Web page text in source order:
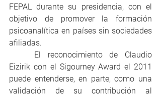
FEPAL durante su presidencia, con el
objetivo de promover la formación
psicoanalítica en países sin sociedades
afiliadas.
Eizirik con el Sigourney Award el 2011
puede entenderse, en parte, como una
validación de su contribución al